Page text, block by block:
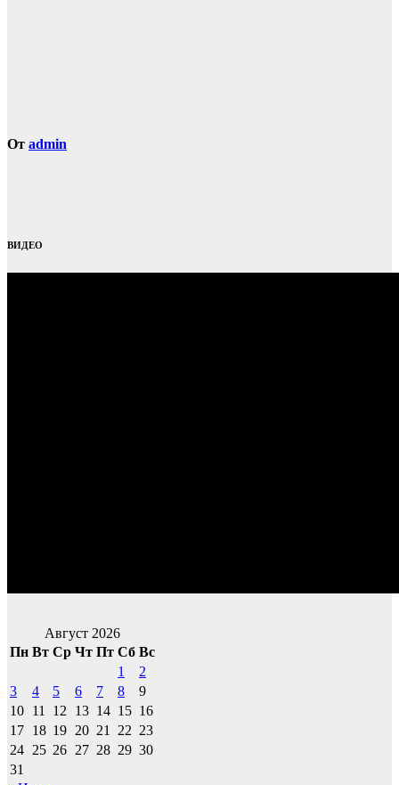
От admin
ВИДЕО
Август 2026
Пн Вт Ср Чт Пт Сб Вс
1
2
3
4 5 6 7 8
9
10 11 12 13 14 15 16
17 18 19 20 21 22 23
24 25 26 27 28 29 30
31